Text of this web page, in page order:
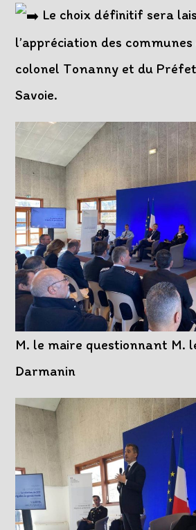
Le choix définitif sera
l’appréciation des
colonel Tonanny et du
Savoie.
M. le maire questionnant M.
Darmanin